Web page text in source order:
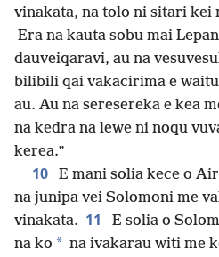
vinakata, na tolo ni sitari kei
Era na kauta sobu mai
dauveiqaravi, au na
bilibili qai vakacirima e
au. Au na seresereka e kea
na kedra na lewe ni noqu
kerea.”
10
E mani solia kece o
na junipa vei Solomoni me
vinakata. 11
E solia o
na ko * na ivakarau witi me